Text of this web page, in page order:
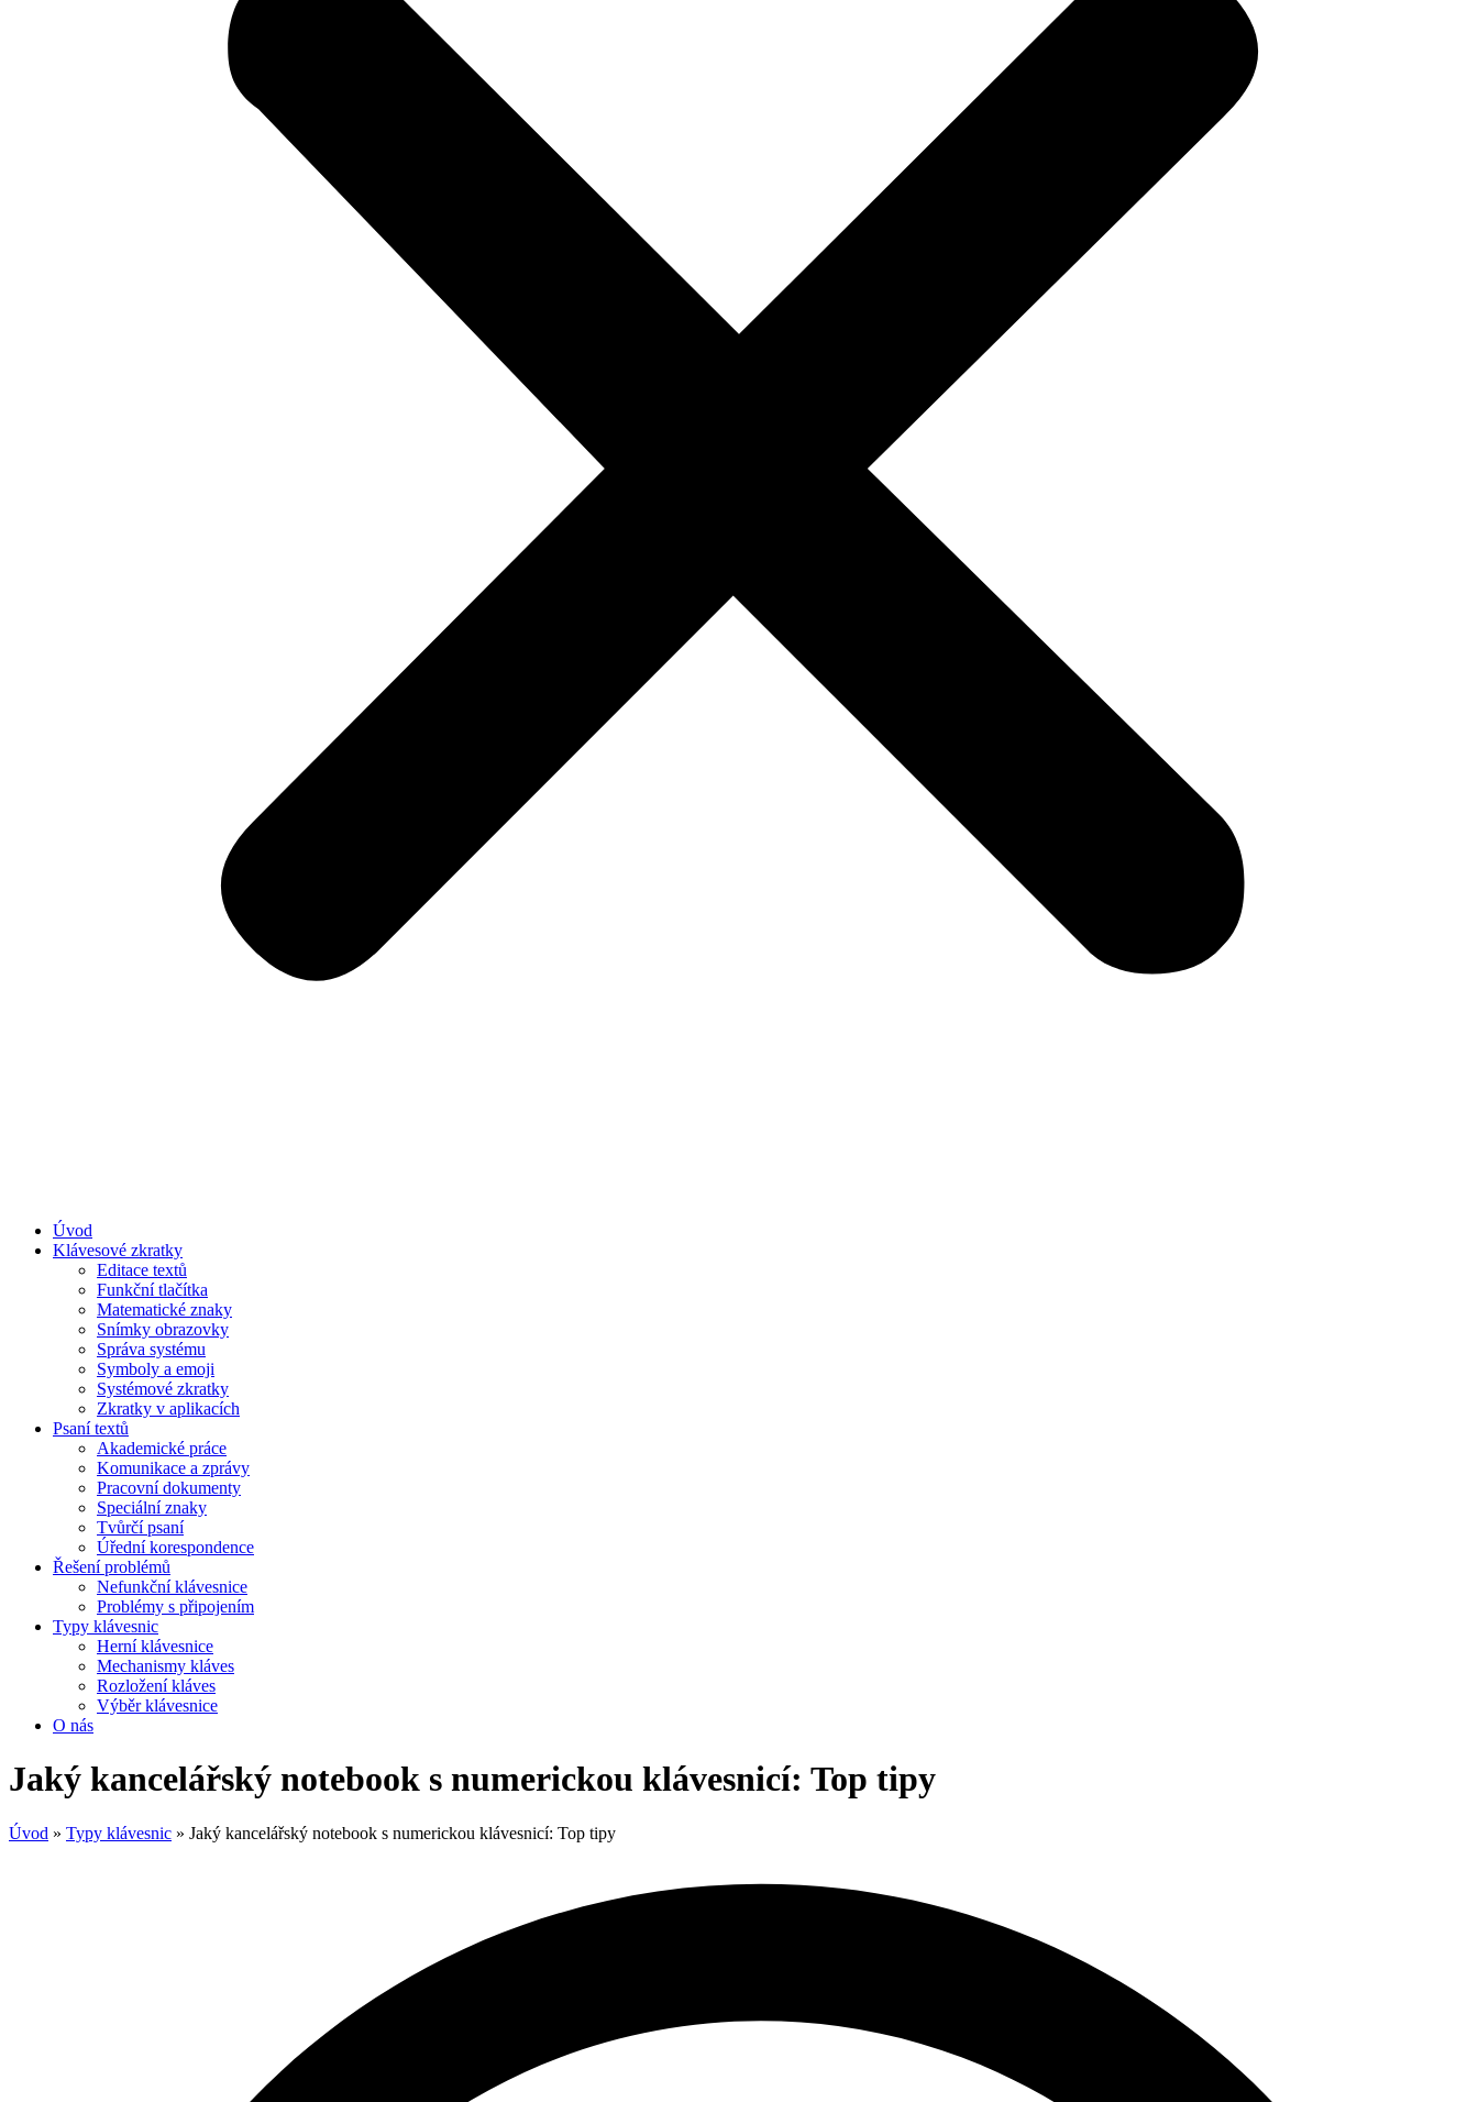
Úvod
Klávesové zkratky
Editace textů
Funkční tlačítka
Matematické znaky
Snímky obrazovky
Správa systému
Symboly a emoji
Systémové zkratky
Zkratky v aplikacích
Psaní textů
Akademické práce
Komunikace a zprávy
Pracovní dokumenty
Speciální znaky
Tvůrčí psaní
Úřední korespondence
Řešení problémů
Nefunkční klávesnice
Problémy s připojením
Typy klávesnic
Herní klávesnice
Mechanismy kláves
Rozložení kláves
Výběr klávesnice
O nás
Jaký kancelářský notebook s numerickou klávesnicí: Top tipy
Úvod » Typy klávesnic » Jaký kancelářský notebook s numerickou klávesnicí: Top tipy